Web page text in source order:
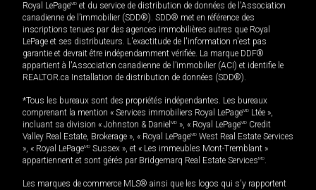
Royal LePageMD et du service de distribution de données de l'Association
canadienne de l’immobilier (SDD®). SDD® met en référence des
inscriptions tenues par des agences immobilières autres que Royal
LePage et ses distributeurs. L'exactitude de l'information n'est pas
garantie et devrait être indépendamment vérifiée. La marque DDF®
appartient à l'Association canadienne de l’immobilier (ACI) et identifie le
REALTOR.ca Installation de distribution de données (SDD®).
*Tous les bureaux sont des propriétés indépendantes. Les bureaux
comprenant la mention « Services immobiliers Royal LePageMD Ltée »,
incluant sa division « Johnston & Daniel MD », « Royal LePageMD Credit
Valley Real Estate, Brokerage », « Royal LePageMD West Real Estate Services
», « Royal LePageMD Sussex », et « Les immeubles Mont-Tremblant »
appartiennent et sont gérés par Bridgemarq Real Estate ServicesMD.
Les marques de commerce MLS® ainsi que les logos qui s'y rapportent